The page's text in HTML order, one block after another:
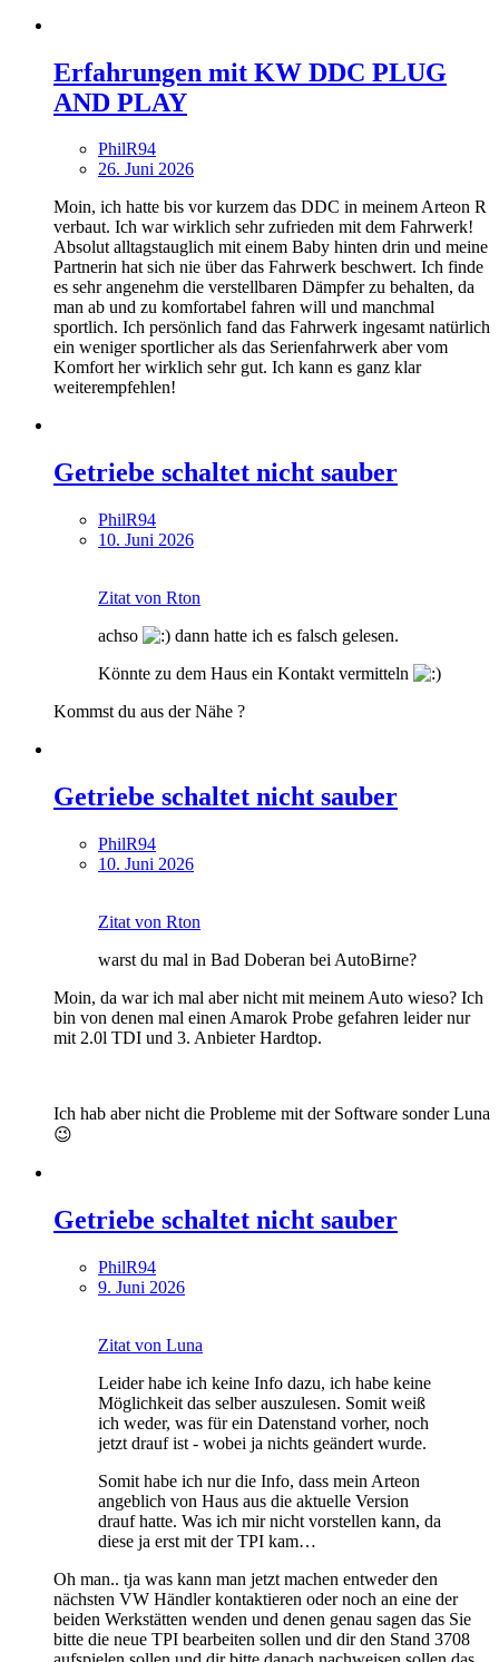
Erfahrungen mit KW DDC PLUG
AND PLAY
PhilR94
26. Juni 2026
Moin, ich hatte bis vor kurzem das DDC in meinem Arteon R
verbaut. Ich war wirklich sehr zufrieden mit dem Fahrwerk!
Absolut alltagstauglich mit einem Baby hinten drin und meine
Partnerin hat sich nie über das Fahrwerk beschwert. Ich finde
es sehr angenehm die verstellbaren Dämpfer zu behalten, da
man ab und zu komfortabel fahren will und manchmal
sportlich. Ich persönlich fand das Fahrwerk ingesamt natürlich
ein weniger sportlicher als das Serienfahrwerk aber vom
Komfort her wirklich sehr gut. Ich kann es ganz klar
weiterempfehlen!
Getriebe schaltet nicht sauber
PhilR94
10. Juni 2026
Zitat von Rton
achso
dann hatte ich es falsch gelesen.
Könnte zu dem Haus ein Kontakt vermitteln
Kommst du aus der Nähe ?
Getriebe schaltet nicht sauber
PhilR94
10. Juni 2026
Zitat von Rton
warst du mal in Bad Doberan bei AutoBirne?
Moin, da war ich mal aber nicht mit meinem Auto wieso? Ich
bin von denen mal einen Amarok Probe gefahren leider nur
mit 2.0l TDI und 3. Anbieter Hardtop.
Ich hab aber nicht die Probleme mit der Software sonder Luna
😉
Getriebe schaltet nicht sauber
PhilR94
9. Juni 2026
Zitat von Luna
Leider habe ich keine Info dazu, ich habe keine
Möglichkeit das selber auszulesen. Somit weiß
ich weder, was für ein Datenstand vorher, noch
jetzt drauf ist - wobei ja nichts geändert wurde.
Somit habe ich nur die Info, dass mein Arteon
angeblich von Haus aus die aktuelle Version
drauf hatte. Was ich mir nicht vorstellen kann, da
diese ja erst mit der TPI kam…
Oh man.. tja was kann man jetzt machen entweder den
nächsten VW Händler kontaktieren oder noch an eine der
beiden Werkstätten wenden und denen genau sagen das Sie
bitte die neue TPI bearbeiten sollen und dir den Stand 3708